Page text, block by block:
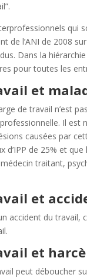
qui
de l’ANI de 2008
Dans la
pour toutes les
et
de travail n’est
Il est
causées par
d’IPP de 25% et
médecin traitant,
et
accident du
et
peut déboucher